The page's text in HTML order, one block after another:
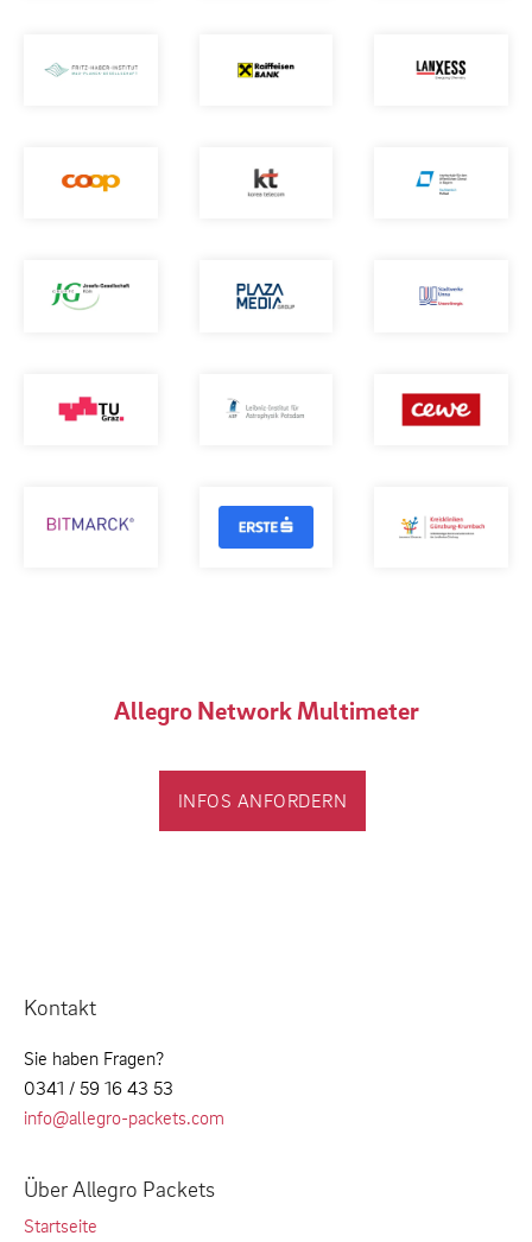
Allegro Network Multimeter
INFOS ANFORDERN
Kontakt
Sie haben Fragen?
0341 / 59 16 43 53
info@allegro-packets.com
Über Allegro Packets
Startseite